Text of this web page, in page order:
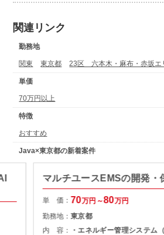
関連リンク
勤務地
関東 東京都 23区 六本木・麻布・赤坂エ
単価
70万円以上
特徴
おすすめ
Java×東京都の新着案件
マルチユースEMSの開発・
単 価： 70万円～80万円
勤務地：東京都
内 容：
・エネルギー管理システム